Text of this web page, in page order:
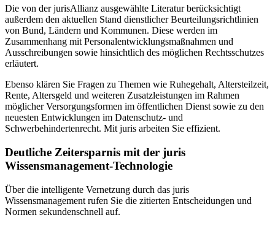
Die von der jurisAllianz ausgewählte Literatur berücksichtigt
außerdem den aktuellen Stand dienstlicher Beurteilungsrichtlinien
von Bund, Ländern und Kommunen. Diese werden im
Zusammenhang mit Personalentwicklungsmaßnahmen und
Ausschreibungen sowie hinsichtlich des möglichen Rechtsschutzes
erläutert.
Ebenso klären Sie Fragen zu Themen wie Ruhegehalt, Altersteilzeit,
Rente, Altersgeld und weiteren Zusatzleistungen im Rahmen
möglicher Versorgungsformen im öffentlichen Dienst sowie zu den
neuesten Entwicklungen im Datenschutz- und
Schwerbehindertenrecht. Mit juris arbeiten Sie effizient.
Deutliche Zeitersparnis mit der juris
Wissensmanagement-Technologie
Über die intelligente Vernetzung durch das juris
Wissensmanagement rufen Sie die zitierten Entscheidungen und
Normen sekundenschnell auf.